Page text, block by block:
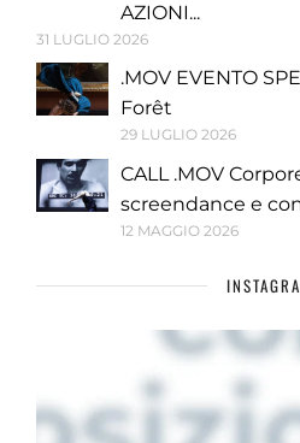
AZIONI...
31 LUGLIO 2026
.MOV EVENTO
Forêt
29 LUGLIO 2026
CALL .MOV
screendance e
12 MAGGIO 2026